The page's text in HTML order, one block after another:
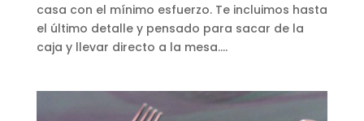
casa con el mínimo esfuerzo. Te incluimos hasta
el último detalle y pensado para sacar de la
caja y llevar directo a la mesa....